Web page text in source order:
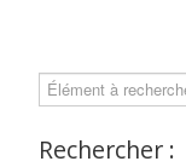
Rechercher :